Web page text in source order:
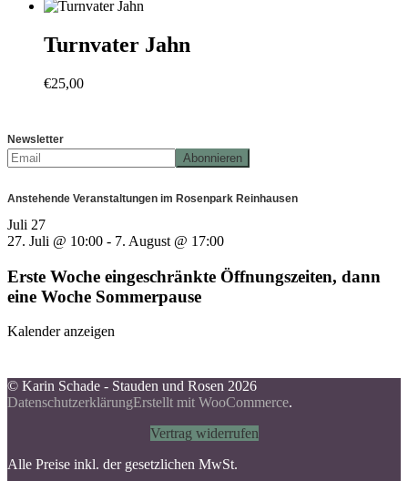
Turnvater Jahn
€25,00
Newsletter
Anstehende Veranstaltungen im Rosenpark Reinhausen
Juli 27
27. Juli @ 10:00 - 7. August @ 17:00
Erste Woche eingeschränkte Öffnungszeiten, dann
eine Woche Sommerpause
Kalender anzeigen
© Karin Schade - Stauden und Rosen 2026
DatenschutzerklärungErstellt mit WooCommerce.
Vertrag widerrufen
Alle Preise inkl. der gesetzlichen MwSt.